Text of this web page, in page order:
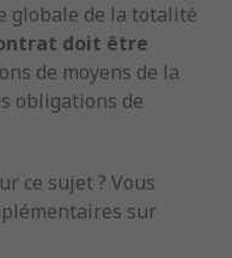
globale de la totalité
doit être
de moyens de la
obligations de
ce sujet ? Vous
sur